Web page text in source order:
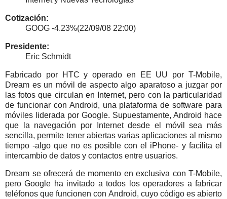
Cotización:
GOOG -4.23%(22/09/08 22:00)
Presidente:
Eric Schmidt
Fabricado por HTC y operado en EE UU por T-Mobile,
Dream es un móvil de aspecto algo aparatoso a juzgar por
las fotos que circulan en Internet, pero con la particularidad
de funcionar con Android, una plataforma de software para
móviles liderada por Google. Supuestamente, Android hace
que la navegación por Internet desde el móvil sea más
sencilla, permite tener abiertas varias aplicaciones al mismo
tiempo -algo que no es posible con el iPhone- y facilita el
intercambio de datos y contactos entre usuarios.
Dream se ofrecerá de momento en exclusiva con T-Mobile,
pero Google ha invitado a todos los operadores a fabricar
teléfonos que funcionen con Android, cuyo código es abierto